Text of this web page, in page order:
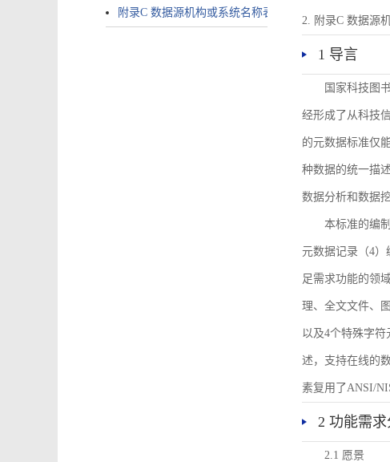
附录C 数据源机构或系统名称表
2. 附录C 数据源
1 导言
国家科技图
经形成了从科技
的元数据标准仅
种数据的统一描
数据分析和数据
本标准的编
元数据记录（4
足需求功能的领
理、全文文件、
以及4个特殊字
述，支持在线的
素复用了ANSI/
2 功能需
2.1 愿景